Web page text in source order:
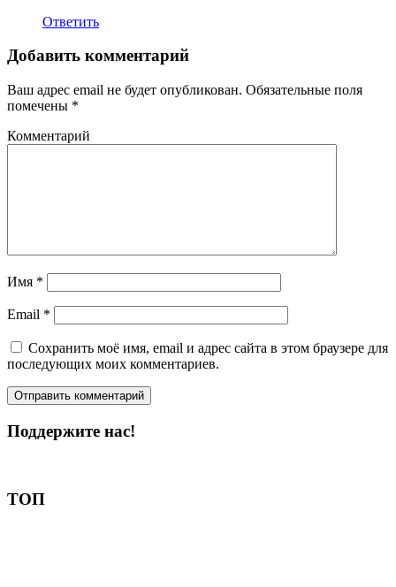
Ответить
Добавить комментарий
Ваш адрес email не будет опубликован. Обязательные поля
помечены *
Комментарий
Имя *
Email *
Сохранить моё имя, email и адрес сайта в этом браузере для
последующих моих комментариев.
Поддержите нас!
ТОП